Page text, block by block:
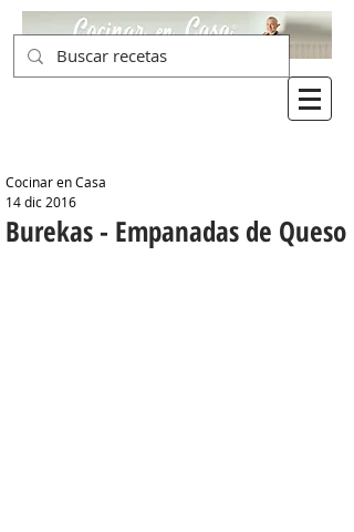
Burekas - Empanadas de Queso
Cocinar en Casa
14 dic 2016